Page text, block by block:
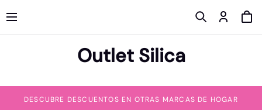
Outlet Silica
DESCUBRE DESCUENTOS EN OTRAS MARCAS DE HOGAR